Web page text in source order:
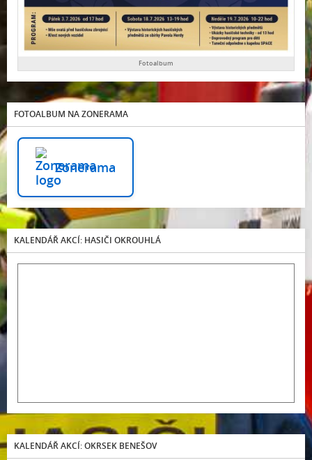
Fotoalbum
FOTOALBUM NA ZONERAMA
Zonerama
KALENDÁŘ AKCÍ: HASIČI OKROUHLÁ
KALENDÁŘ AKCÍ: OKRSEK BENEŠOV